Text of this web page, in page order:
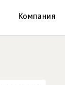
Компания